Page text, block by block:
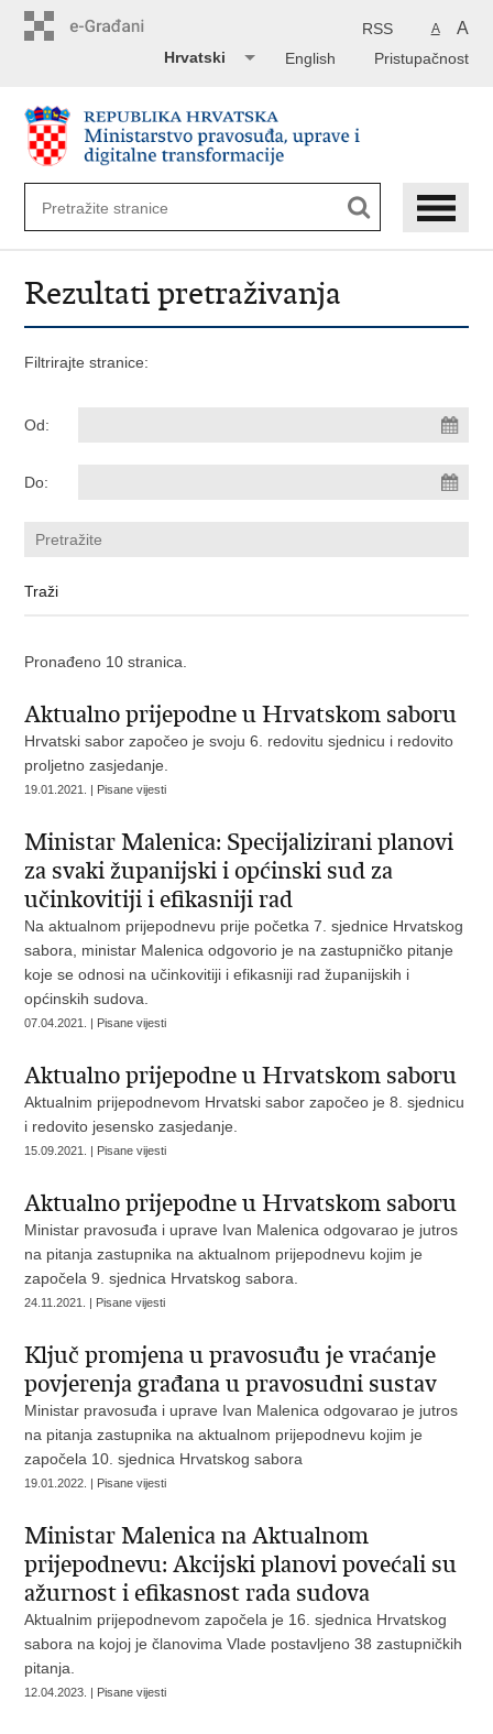
A A
RSS
Pristupačnost
English
Hrvatski
Rezultati pretraživanja
Filtrirajte stranice:
Od:
Do:
Pronađeno 10 stranica.
Aktualno prijepodne u Hrvatskom saboru
Hrvatski sabor započeo je svoju 6. redovitu sjednicu i redovito
proljetno zasjedanje.
19.01.2021. | Pisane vijesti
Ministar Malenica: Specijalizirani planovi
za svaki županijski i općinski sud za
učinkovitiji i efikasniji rad
Na aktualnom prijepodnevu prije početka 7. sjednice Hrvatskog
sabora, ministar Malenica odgovorio je na zastupničko pitanje
koje se odnosi na učinkovitiji i efikasniji rad županijskih i
općinskih sudova.
07.04.2021. | Pisane vijesti
Aktualno prijepodne u Hrvatskom saboru
Aktualnim prijepodnevom Hrvatski sabor započeo je 8. sjednicu
i redovito jesensko zasjedanje.
15.09.2021. | Pisane vijesti
Aktualno prijepodne u Hrvatskom saboru
Ministar pravosuđa i uprave Ivan Malenica odgovarao je jutros
na pitanja zastupnika na aktualnom prijepodnevu kojim je
započela 9. sjednica Hrvatskog sabora.
24.11.2021. | Pisane vijesti
Ključ promjena u pravosuđu je vraćanje
povjerenja građana u pravosudni sustav
Ministar pravosuđa i uprave Ivan Malenica odgovarao je jutros
na pitanja zastupnika na aktualnom prijepodnevu kojim je
započela 10. sjednica Hrvatskog sabora
19.01.2022. | Pisane vijesti
Ministar Malenica na Aktualnom
prijepodnevu: Akcijski planovi povećali su
ažurnost i efikasnost rada sudova
Aktualnim prijepodnevom započela je 16. sjednica Hrvatskog
sabora na kojoj je članovima Vlade postavljeno 38 zastupničkih
pitanja.
12.04.2023. | Pisane vijesti